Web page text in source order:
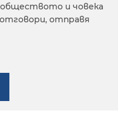
и човека
отправя